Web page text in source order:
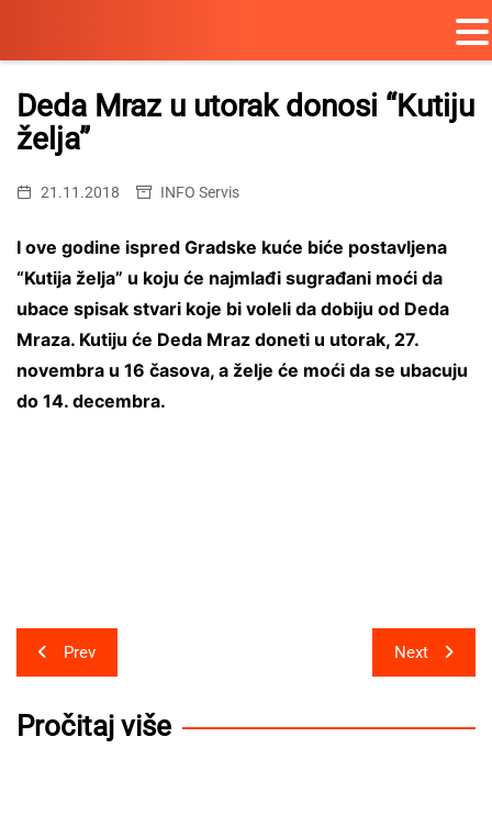
Skip
content
Deda Mraz u utorak donosi “Kutiju
želja”
21.11.2018 INFO Servis
I ove godine ispred Gradske kuće biće postavljena
“Kutija želja” u koju će najmlađi sugrađani moći da
ubace spisak stvari koje bi voleli da dobiju od Deda
Mraza. Kutiju će Deda Mraz doneti u utorak, 27.
novembra u 16 časova, a želje će moći da se ubacuju
do 14. decembra.
Post
navigation
Prev Next
Pročitaj više